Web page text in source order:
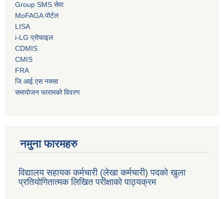
Group SMS सेवा
MoFAGA पोर्टल
LISA
i-LG प्रोफाइल
CDMIS
CMIS
FRA
जि.आई.एस नक्सा
समायोजन फारामको विवरण
नमुना फारमहरु
विद्यालय सहायक कर्मचारी (लेखा कर्मचारी) पदको खुला
प्रतियोगितात्मक लिखित परीक्षाको पाठ्यक्रम